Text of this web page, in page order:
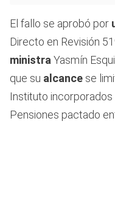
El fallo se aprobó por
Directo en Revisión
ministraYasmín
que su alcance se
Instituto
Pensiones pactado